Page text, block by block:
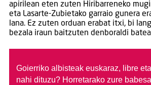
apirilean eten zuten Hiribarreneko
eta Lasarte-Zubietako garraio gunera
lana. Ez zuten orduan erabat itxi, bi
bezala iraun baitzuten denboraldi
Goierriko albisteak euskaraz, libre
nahi dituzu? Horretarako zure